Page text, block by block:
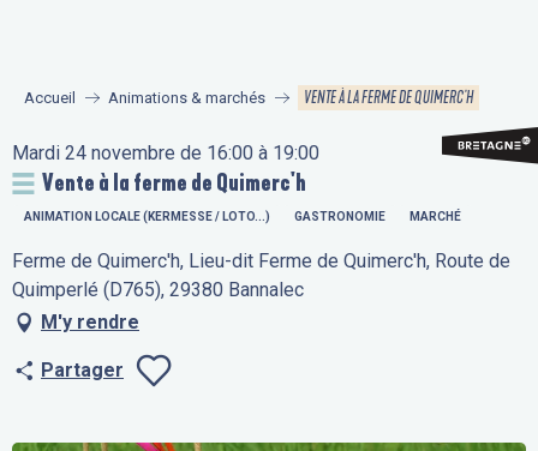
principal
Accueil Animations & marchés VENTE À LA FERME DE QUIMERC'H
Mardi 24 novembre de 16:00 à 19:00
Vente à la ferme de Quimerc'h
ANIMATION LOCALE (KERMESSE / LOTO...) GASTRONOMIE MARCHÉ
Ferme de Quimerc'h, Lieu-dit Ferme de Quimerc'h, Route de
Quimperlé (D765), 29380 Bannalec
M'y rendre
Partager